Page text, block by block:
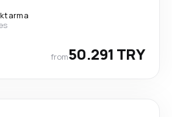
from50.291 TRY